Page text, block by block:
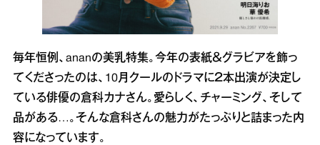
毎年恒例、ananの美乳特集。今年の表紙＆グラビアを飾っ
てくださったのは、10月クールのドラマに２本出演が決定し
ている俳優の倉科カナさん。愛らしく、チャーミング、そして
品がある…。そんな倉科さんの魅力がたっぷりと詰まった内
容になっています。